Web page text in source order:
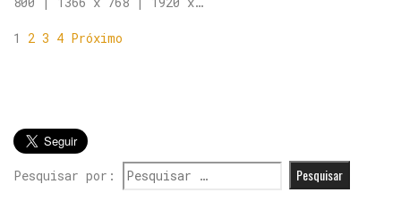
1 2 3 4 Próximo
Pesquisar por: